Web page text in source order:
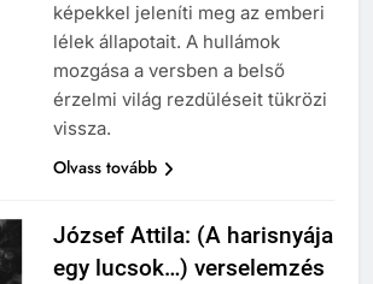
képekkel jeleníti meg az emberi
lélek állapotait. A hullámok
mozgása a versben a belső
érzelmi világ rezdüléseit tükrözi
vissza.
Olvass tovább
József Attila: (A harisnyája
egy lucsok…) verselemzés